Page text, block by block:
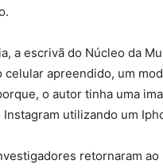
a escrivã do Núcleo da
celular apreendido, um
o autor tinha uma
utilizando um
retornaram ao